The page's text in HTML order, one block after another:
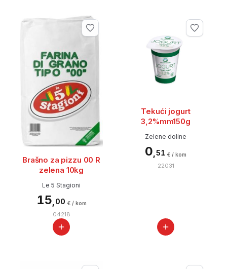
Brašno za pizzu 00 R
zelena 10kg
Le 5 Stagioni
15 00 € / kom
04218
Tekući jogurt
3,2%mm150g
Zelene doline
0 51 € / kom
22031